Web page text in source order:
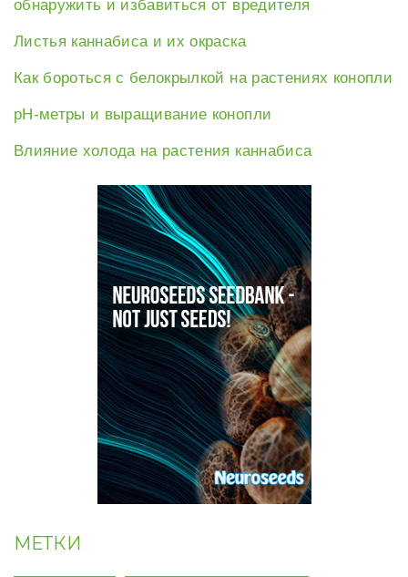
обнаружить и избавиться от вредителя
Листья каннабиса и их окраска
Как бороться с белокрылкой на растениях конопли
рН-метры и выращивание конопли
Влияние холода на растения каннабиса
МЕТКИ